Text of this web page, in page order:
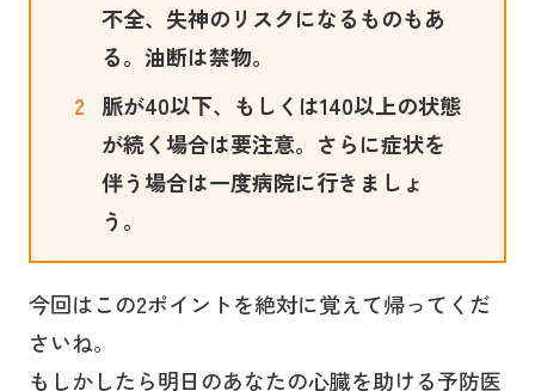
不全、失神のリスクになるものもあ
る。油断は禁物。
脈が40以下、もしくは140以上の状態
が続く場合は要注意。さらに症状を
伴う場合は一度病院に行きましょ
う。
今回はこの2ポイントを絶対に覚えて帰ってくだ
さいね。
もしかしたら明日のあなたの心臓を助ける予防医